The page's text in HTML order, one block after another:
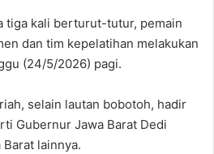
tiga kali berturut-tutur, pemain
dan tim kepelatihan melakukan
(24/5/2026) pagi.
selain lautan bobotoh, hadir
Gubernur Jawa Barat Dedi
lainnya.